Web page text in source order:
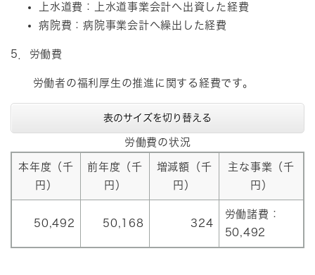
上水道費：上水道事業会計へ出資した経費
病院費：病院事業会計へ繰出した経費
5．労働費
労働者の福利厚生の推進に関する経費です。
表のサイズを切り替える
労働費の状況
本年度（千
円）
前年度（千
円）
増減額（千
円）
主な事業（千
円）
50,492 50,168 324
労働諸費：
50,492